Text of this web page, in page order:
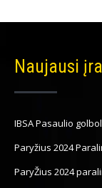
Naujausi
IBSA Pasaulio
Paryžius 2024
ParyŽius 2024